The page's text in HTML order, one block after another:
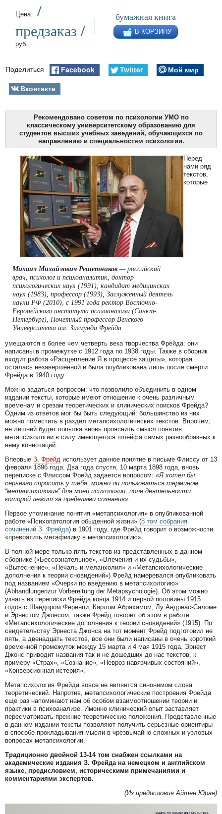
Цена:
/
предзаказ /
руб.
бумажная книга
В КОРЗИНУ
Поделиться Facebook Twitter
Мой мир
Вконтакте
Рекомендовано советом по психологии УМО по
классическому университетскому образованию для
студентов высших учебных заведений, обучающихся по
направлению и специальностям психологии.
Михаил Михайлович Решетников — российский
врач, психолог и психоаналитик, доктор
психологических наук (1991), кандидат медицинских
наук (1983), профессор (1993), Заслуженный деятель
науки РФ (2010), с 1991 года ректор Восточно-
Европейского института психоанализа (Санкт-
Петербург), Почетный профессор Венского
Университета им. Зигмунда Фрейда
Перед
нами ряд
текстов,
которые
умещаются в более чем четверть века творчества Фрейда: они
написаны в промежутке с 1912 года по 1938 годы. Также в сборник
входит работа «Расщепление Я в процессе защиты», которая
осталась незавершенной и была опубликована лишь после смерти
Фрейда в 1940 году.
Можно задаться вопросом: что позволило объединить в одном
издании тексты, которые имеют отношение к очень различным
временам и срезам теоретических и клинических поисков Фрейда?
Одним из ответов мог бы быть следующий: большинство из них
можно поместить в раздел метапсихологических текстов. Впрочем,
не лишней будет попытка вновь прояснить смысл понятия
метапсихологии в силу имеющегося шлейфа самых разнообразных к
нему коннотаций.
Впервые З. Фрейд использует данное понятие в письме Флиссу от 13
февраля 1896 года. Два года спустя, 10 марта 1898 года, вновь
переписке с Флиссом Фрейд задается вопросом: «Я хотел бы
серьезно спросить у тебя, можно ли пользоваться термином
“метапсихология” для моей психологии, поле деятельности
которой лежит за пределами сознания».
Первое упоминание понятия «метапсихология» в опубликованной
работе «Психопатология обыденной жизни» (8 том собрания
сочинений З. Фрейда) в 1901 году, где Фрейд говорит о возможности
«превратить метафизику в метапсихологию».
В полной мере только пять текстов из представленных в данном
сборнике («Бессознательное», «Влечения и их судьбы»,
«Вытеснение», «Печаль и меланхолия» и «Метапсихологические
дополнения к теории сновидений») Фрейд намеревался опубликовать
под названием «Очерки по введению в метапсихологию»
(Abhandlungenzur Vorbereitung der Metapsychologie). Об этом можно
узнать из переписки Фрейда конца 1914 и первой половины 1915
годов с Шандором Ференци, Карлом Абрахамом, Лу Андреас-Саломе
и Эрнестом Джонсом, также Фрейд говорит об этом в работе
«Метапсихологические дополнения к теории сновидений» (1915). По
свидетельству Эрнеста Джонса на тот момент Фрейд подготовил не
пять, а двенадцать текстов, все они были написаны в очень короткий
временной промежуток между 15 марта и 4 мая 1915 года. Эрнест
Джонс приводит названия так и не дошедших до нас текстов, к
примеру «Страх», «Сознание», «Невроз навязчивых состояний»,
«Конверсионная истерия».
Метапсихология Фрейда вовсе не является синонимом слова
теоретический. Напротив, метапсихологические построения Фрейда
еще раз напоминают нам об особом взаимоотношении теории и
практики в психоанализе. Именно клинический опыт заставляет
пересматривать прежние теоретические положения. Представленные
в данном издании тексты позволяют получить серьезные ориентиры
в способе прокладывания мысли в чрезвычайно сложных и узловых
вопросах метапсихологии.
Традиционно двойной 13-14 том снабжен ссылками на
академические издания З. Фрейда на немецком и английском
языке, предисловием, историческими примечаниями и
комментариями экспертов.
(Из предисловия Айтен Юран)